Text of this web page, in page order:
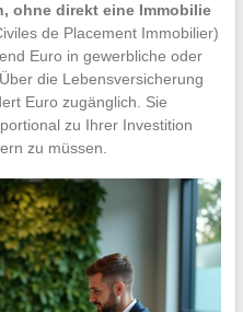
ohne direkt eine Immobilie
de Placement Immobilier)
Euro in gewerbliche oder
die Lebensversicherung
Euro zugänglich. Sie
zu Ihrer Investition
zu müssen.